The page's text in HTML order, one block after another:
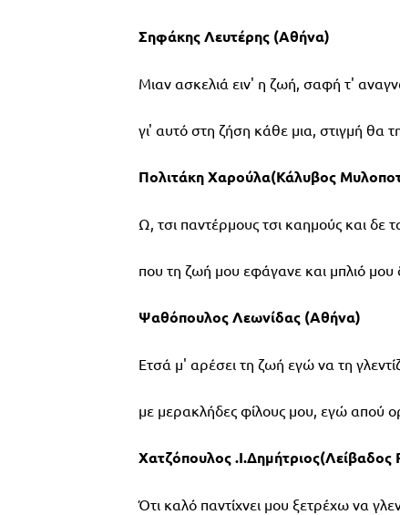
Σηφάκης Λευτέρης (Αθήνα)
Μιαν ασκελιά ειν' η ζωή, σαφή τ'
γι' αυτό στη ζήση κάθε μια, στιγμή θα
Πολιτάκη Χαρούλα(Κάλυβος
Ω, τσι παντέρμους τσι καημούς και δε
που τη ζωή μου εφάγανε και μπλιό μου
Ψαθόπουλος Λεωνίδας (Αθήνα)
Ετσά μ' αρέσει τη ζωή εγώ να τη
με μερακλήδες φίλους μου, εγώ απού
Χατζόπουλος .Ι.Δημήτριος(Λείβαδος
Ότι καλό παντίχνει μου ξετρέχω να